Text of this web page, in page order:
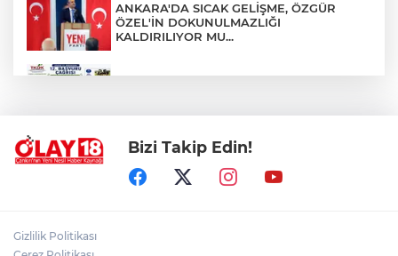
ANKARA'DA SICAK GELİŞME, ÖZGÜR
ÖZEL'İN DOKUNULMAZLIĞI
KALDIRILIYOR MU...
EMEKLİ YAKININI KAYBEDENLER, DİKKAT
Bizi Takip Edin!
Gizlilik Politikası